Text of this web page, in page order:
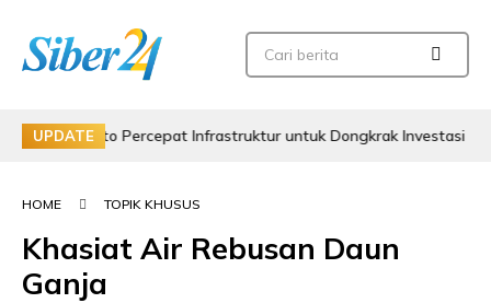
UPDATE
Percepat Infrastruktur untuk Dongkrak Investasi
HOME TOPIK KHUSUS
Khasiat Air Rebusan Daun
Ganja